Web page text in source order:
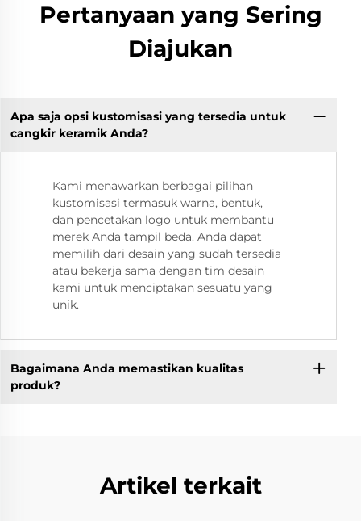
Pertanyaan yang Sering
Diajukan
Apa saja opsi kustomisasi yang tersedia untuk
cangkir keramik Anda?
Kami menawarkan berbagai pilihan
kustomisasi termasuk warna, bentuk,
dan pencetakan logo untuk membantu
merek Anda tampil beda. Anda dapat
memilih dari desain yang sudah tersedia
atau bekerja sama dengan tim desain
kami untuk menciptakan sesuatu yang
unik.
Bagaimana Anda memastikan kualitas
produk?
Artikel terkait